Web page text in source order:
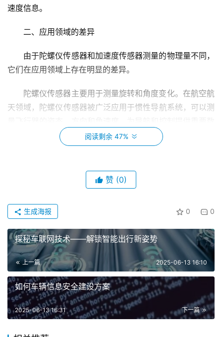
速度信息。
二、应用领域的差异
由于陀螺仪传感器和加速度传感器测量的物理量不同，
它们在应用领域上存在明显的差异。
陀螺仪传感器主要用于测量旋转和角度变化。在航空航
天领域，陀螺仪传感器被广泛应用于惯性导航系统 ，可以测
据。此外，在虚拟现实、运动追踪设备中，陀螺仪传感器也
用于捕捉用户的头部和身体运动，实现更加沉浸式的体验。
加速度传感器则主要用于测量线性加速度。在汽车领
域，加速度传感器被应用于碰撞检测系统，能够在车辆发生
旋转功能也依赖于加速度传感器，它可以感知手机的方向和
倾斜角度，从而实现屏幕内容的自动调整。
三、精度和误差的不同
陀螺仪传感器和加速度传感器在精度和误差方面也有所
不同。由于陀螺仪传感器主要用于测量角速度，其对姿态变
化的响应速度较快，但在长时间测量中容易受到累积误差的
影响，导致姿态漂移。加速度传感器在短时间内对加速度变
化的响应相对较快，但由于存在重力等干扰，长时间测量中
阅读剩余 47%
赞 (0)
0 0
生成海报
探秘车联网技术——解锁智能出行新姿势
上一篇 2025-06-13 16:10
如何车辆信息安全建设方案
下一篇
2025-06-13 16:31